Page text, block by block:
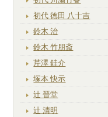
初代 徳田 八十吉
鈴木 治
鈴木 竹朋斎
芹澤 銈介
塚本 快示
辻 晉堂
辻 清明